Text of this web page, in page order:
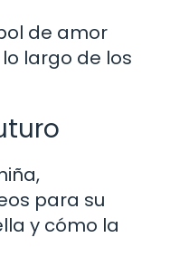
de amor
largo de los
para su
y cómo la